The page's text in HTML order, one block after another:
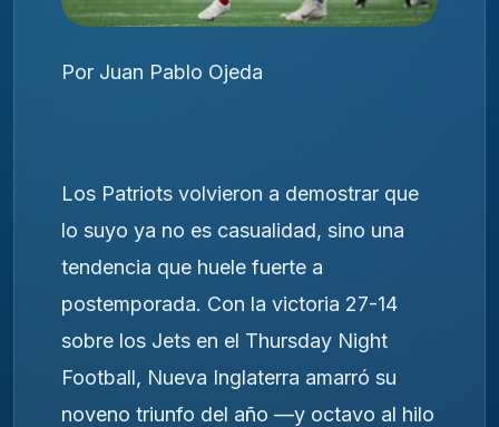
Por Juan Pablo Ojeda
Los Patriots volvieron a demostrar que
lo suyo ya no es casualidad, sino una
tendencia que huele fuerte a
postemporada. Con la victoria 27-14
sobre los Jets en el Thursday Night
Football, Nueva Inglaterra amarró su
noveno triunfo del año —y octavo al hilo